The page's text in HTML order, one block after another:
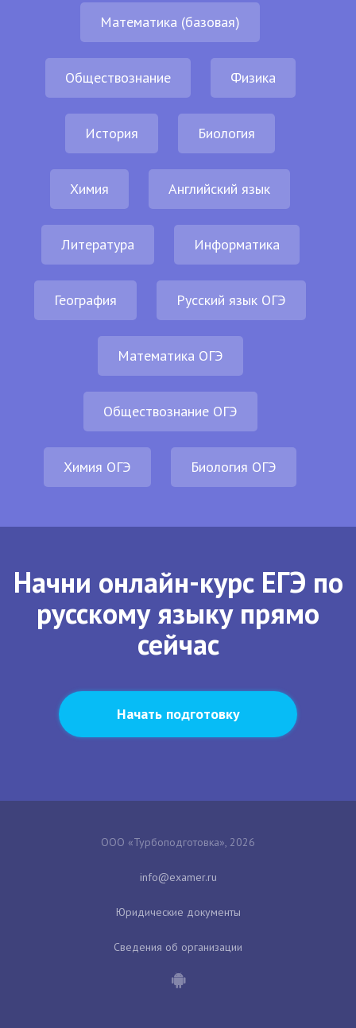
Математика (базовая)
Обществознание Физика
История Биология
Химия Английский язык
Литература Информатика
География Русский язык ОГЭ
Математика ОГЭ
Обществознание ОГЭ
Химия ОГЭ Биология ОГЭ
Начни онлайн-курс ЕГЭ по
русскому языку прямо
сейчас
Начать подготовку
ООО «Турбоподготовка», 2026
Юридические документы
Сведения об организации